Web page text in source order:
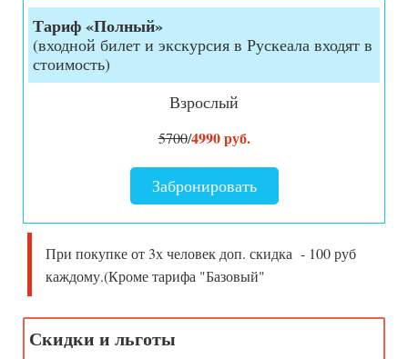
Тариф «Полный»
(входной билет и экскурсия в Рускеала входят в
стоимость)
Взрослый
5700/4990 руб.
Забронировать
При покупке от 3х человек доп. скидка - 100 руб
каждому.(Кроме тарифа "Базовый"
Скидки и льготы